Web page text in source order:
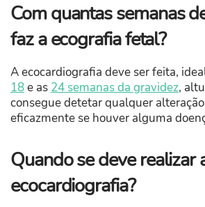
Com quantas semanas
faz a ecografia fetal?
A ecocardiografia deve ser feita,
18e as 24 semanas da gravidez,
consegue detetar qualquer
eficazmente se houver alguma
Quando se deve realizar
ecocardiografia?